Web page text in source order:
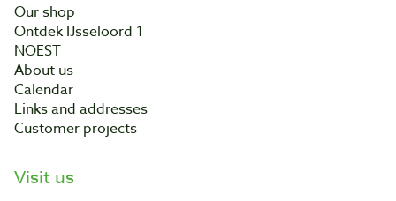
Our shop
Ontdek IJsseloord 1
NOEST
About us
Calendar
Links and addresses
Customer projects
Visit us